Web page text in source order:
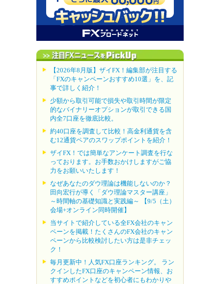
【2026年8月版】ザイFX！編集部が注目する
「FXのキャンペーンおすすめ10選」を、記
事で詳しく紹介！
少額から取引可能で損失や取引時間が限定
的なバイナリーオプションが取引できる国
内全7口座を徹底比較。
約40口座を調査して比較！高金利通貨を含
む12通貨ペアのスワップポイントを紹介！
ザイFX！では簡単なアンケート調査を行な
っております。お手数おかけしますがご協
力をお願いいたします！
なぜあなたのダウ理論は機能しないのか？
田向宏行が導く「ダウ理論マスター講座」
～時間軸の基礎知識と実践編～ 【9/5（土）
会場+オンライン同時開催】
当サイトで紹介している全FX会社のキャン
ペーンを掲載！たくさんのFX会社のキャン
ペーンから比較検討したい方は是非チェッ
ク！
毎月更新中！人気FX口座ランキング。 ラン
クインしたFX口座のキャンペーン情報、お
すすめポイントなどを初心者にもわかりや